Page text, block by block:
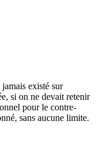
existé sur
si on ne devait retenir
pour le contre-
sans aucune limite.